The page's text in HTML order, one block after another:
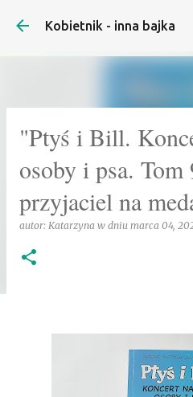
Przejdź do
Kobietnik - inna bajka
"Ptyś i Bill.
osoby i psa.
przyjaciel na
autor: Katarzyna w dniu marca 04,